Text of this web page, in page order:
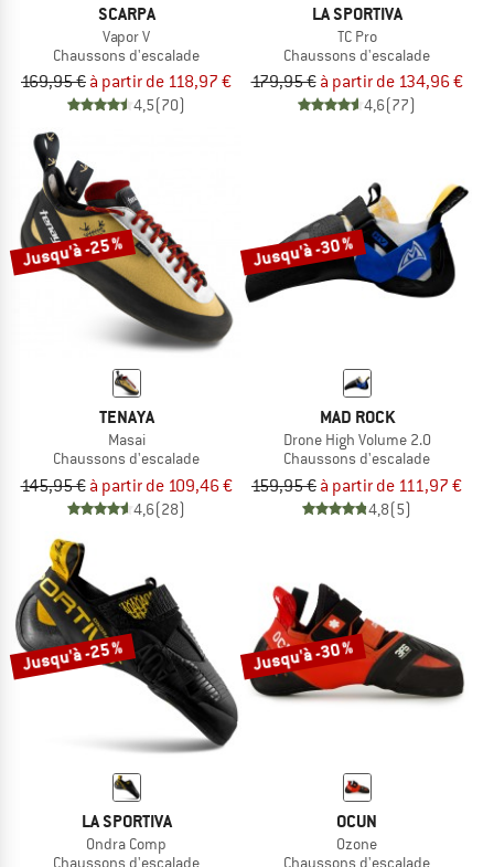
SCARPA
Vapor V
Chaussons d'escalade
169,95 € à partir de 118,97 €
4,5(70)
LA SPORTIVA
TC Pro
Chaussons d'escalade
179,95 € à partir de 134,96 €
4,6(77)
Jusqu'à -25 %
TENAYA
Masai
Chaussons d'escalade
145,95 € à partir de 109,46 €
4,6(28)
Jusqu'à -30 %
MAD ROCK
Drone High Volume 2.0
Chaussons d'escalade
159,95 € à partir de 111,97 €
4,8(5)
Jusqu'à -25 %
LA SPORTIVA
Ondra Comp
Chaussons d'escalade
Jusqu'à -30 %
OCUN
Ozone
Chaussons d'escalade